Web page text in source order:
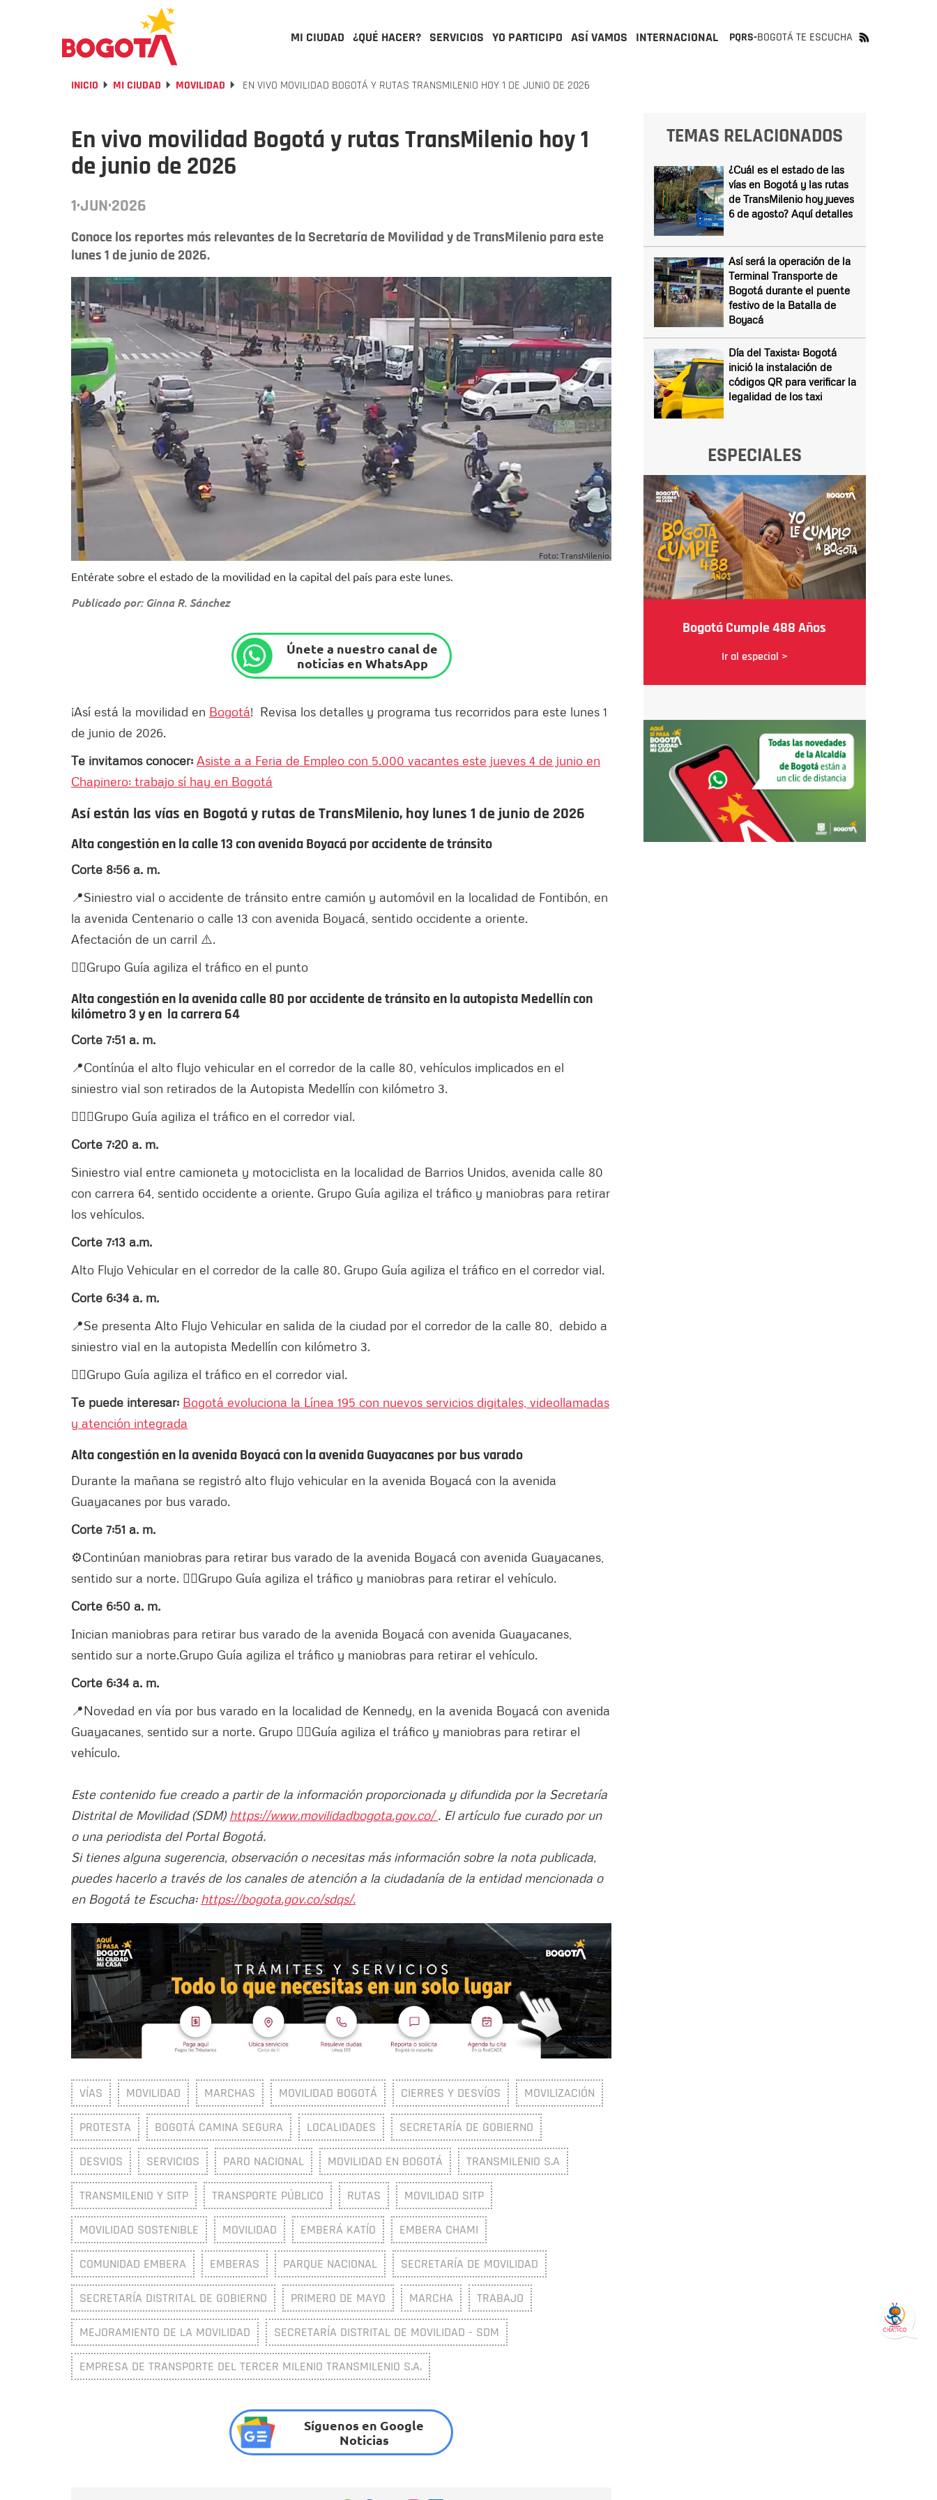
MI CIUDAD ¿QUÉ HACER? SERVICIOS YO PARTICIPO ASÍ VAMOS INTERNACIONAL PQRS-BOGOTÁ TE ESCUCHA
INICIO MI CIUDAD MOVILIDAD EN VIVO MOVILIDAD BOGOTÁ Y RUTAS TRANSMILENIO HOY 1 DE JUNIO DE 2026
En vivo movilidad Bogotá y rutas TransMilenio hoy 1
de junio de 2026
1·JUN·2026
Conoce los reportes más relevantes de la Secretaría de Movilidad y de TransMilenio para este
lunes 1 de junio de 2026.
Foto: TransMilenio.
Entérate sobre el estado de la movilidad en la capital del país para este lunes.
Publicado por: Ginna R. Sánchez
Únete a nuestro canal de
noticias en WhatsApp
¡Así está la movilidad en Bogotá! Revisa los detalles y programa tus recorridos para este lunes 1
de junio de 2026.
Te invitamos conocer: Asiste a a Feria de Empleo con 5.000 vacantes este jueves 4 de junio en
Chapinero: trabajo sí hay en Bogotá
Así están las vías en Bogotá y rutas de TransMilenio, hoy lunes 1 de junio de 2026
Alta congestión en la calle 13 con avenida Boyacá por accidente de tránsito
Corte 8:56 a. m.
📍Siniestro vial o accidente de tránsito entre camión y automóvil en la localidad de Fontibón, en
la avenida Centenario o calle 13 con avenida Boyacá, sentido occidente a oriente.
Afectación de un carril ⚠️.
👮‍♂️Grupo Guía agiliza el tráfico en el punto
Alta congestión en la avenida calle 80 por accidente de tránsito en la autopista Medellín con
kilómetro 3 y en la carrera 64
Corte 7:51 a. m.
📍Contínúa el alto flujo vehicular en el corredor de la calle 80, vehículos implicados en el
siniestro vial son retirados de la Autopista Medellín con kilómetro 3.
👮🏼‍♂️Grupo Guía agiliza el tráfico en el corredor vial.
Corte 7:20 a. m.
Siniestro vial entre camioneta y motociclista en la localidad de Barrios Unidos, avenida calle 80
con carrera 64, sentido occidente a oriente. Grupo Guía agiliza el tráfico y maniobras para retirar
los vehículos.
Corte 7:13 a.m.
Alto Flujo Vehicular en el corredor de la calle 80. Grupo Guía agiliza el tráfico en el corredor vial.
Corte 6:34 a. m.
📍Se presenta Alto Flujo Vehicular en salida de la ciudad por el corredor de la calle 80, debido a
siniestro vial en la autopista Medellín con kilómetro 3.
👮‍♂️Grupo Guía agiliza el tráfico en el corredor vial.
Te puede interesar: Bogotá evoluciona la Línea 195 con nuevos servicios digitales, videollamadas
y atención integrada
Alta congestión en la avenida Boyacá con la avenida Guayacanes por bus varado
Durante la mañana se registró alto flujo vehicular en la avenida Boyacá con la avenida
Guayacanes por bus varado.
Corte 7:51 a. m.
⚙️Continúan maniobras para retirar bus varado de la avenida Boyacá con avenida Guayacanes,
sentido sur a norte. 👮‍♂️Grupo Guía agiliza el tráfico y maniobras para retirar el vehículo.
Corte 6:50 a. m.
Inician maniobras para retirar bus varado de la avenida Boyacá con avenida Guayacanes,
sentido sur a norte.Grupo Guía agiliza el tráfico y maniobras para retirar el vehículo.
Corte 6:34 a. m.
📍Novedad en vía por bus varado en la localidad de Kennedy, en la avenida Boyacá con avenida
Guayacanes, sentido sur a norte. Grupo 👮‍♂️Guía agiliza el tráfico y maniobras para retirar el
vehículo.
Este contenido fue creado a partir de la información proporcionada y difundida por la Secretaría
Distrital de Movilidad (SDM) https://www.movilidadbogota.gov.co/. El artículo fue curado por un
o una periodista del Portal Bogotá.
Si tienes alguna sugerencia, observación o necesitas más información sobre la nota publicada,
puedes hacerlo a través de los canales de atención a la ciudadanía de la entidad mencionada o
en Bogotá te Escucha: https://bogota.gov.co/sdqs/.
VÍAS MOVILIDAD MARCHAS MOVILIDAD BOGOTÁ CIERRES Y DESVÍOS MOVILIZACIÓN
PROTESTA BOGOTÁ CAMINA SEGURA LOCALIDADES SECRETARÍA DE GOBIERNO
DESVIOS SERVICIOS PARO NACIONAL MOVILIDAD EN BOGOTÁ TRANSMILENIO S.A
TRANSMILENIO Y SITP TRANSPORTE PÚBLICO RUTAS MOVILIDAD SITP
MOVILIDAD SOSTENIBLE MOVILIDAD EMBERÁ KATÍO EMBERA CHAMI
COMUNIDAD EMBERA EMBERAS PARQUE NACIONAL SECRETARÍA DE MOVILIDAD
SECRETARÍA DISTRITAL DE GOBIERNO PRIMERO DE MAYO MARCHA TRABAJO
MEJORAMIENTO DE LA MOVILIDAD SECRETARÍA DISTRITAL DE MOVILIDAD - SDM
EMPRESA DE TRANSPORTE DEL TERCER MILENIO TRANSMILENIO S.A.
Síguenos en Google
Noticias
TEMAS RELACIONADOS
¿Cuál es el estado de las
vías en Bogotá y las rutas
de TransMilenio hoy jueves
6 de agosto? Aquí detalles
Así será la operación de la
Terminal Transporte de
Bogotá durante el puente
festivo de la Batalla de
Boyacá
Día del Taxista: Bogotá
inició la instalación de
códigos QR para verificar la
legalidad de los taxi
ESPECIALES
Bogotá Cumple 488 Años
Ir al especial >